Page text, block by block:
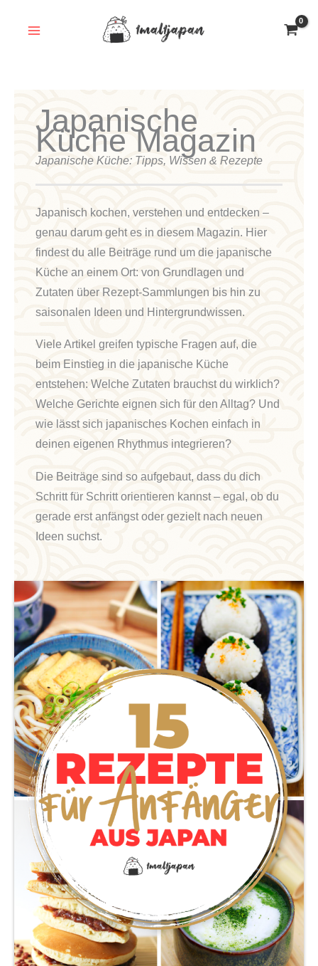
Japanische
Küche Magazin
Japanische Küche: Tipps, Wissen & Rezepte
Japanisch kochen, verstehen und entdecken –
genau darum geht es in diesem Magazin. Hier
findest du alle Beiträge rund um die japanische
Küche an einem Ort: von Grundlagen und
Zutaten über Rezept-Sammlungen bis hin zu
saisonalen Ideen und Hintergrundwissen.
Viele Artikel greifen typische Fragen auf, die
beim Einstieg in die japanische Küche
entstehen: Welche Zutaten brauchst du wirklich?
Welche Gerichte eignen sich für den Alltag? Und
wie lässt sich japanisches Kochen einfach in
deinen eigenen Rhythmus integrieren?
Die Beiträge sind so aufgebaut, dass du dich
Schritt für Schritt orientieren kannst – egal, ob du
gerade erst anfängst oder gezielt nach neuen
Ideen suchst.